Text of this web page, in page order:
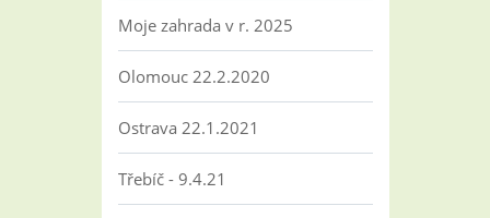
Moje zahrada v r. 2025
Olomouc 22.2.2020
Ostrava 22.1.2021
Třebíč - 9.4.21